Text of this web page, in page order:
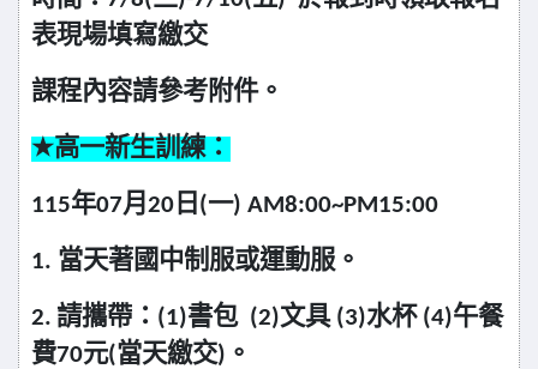
表現場填寫繳交
課程內容請參考附件。
★高一新生訓練：
115年07月20日(一) AM8:00~PM15:00
1. 當天著國中制服或運動服。
2. 請攜帶：(1)書包 (2)文具 (3)水杯 (4)午餐
費70元(當天繳交)。